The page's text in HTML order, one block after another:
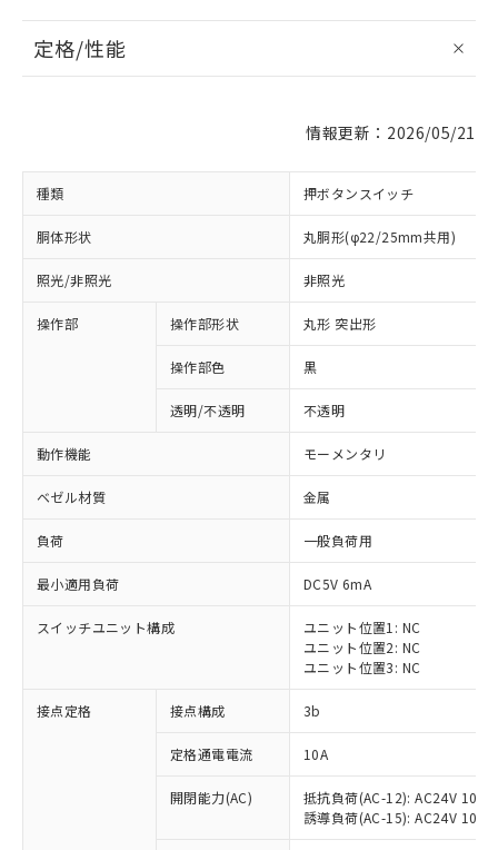
定格/性能
情報更新：2026/05/21
種類 押ボタンスイッチ
胴体形状 丸胴形(φ22/25mm共用)
照光/非照光 非照光
操作部 操作部形状 丸形 突出形
操作部色 黒
透明/不透明 不透明
動作機能 モーメンタリ
ベゼル材質 金属
負荷 一般負荷用
最小適用負荷 DC5V 6mA
スイッチユニット構成
ユニット位置1: NC
ユニット位置2: NC
ユニット位置3: NC
接点定格 接点構成 3b
定格通電電流 10A
開閉能力(AC)
抵抗負荷(AC-12): AC24V 10A/
誘導負荷(AC-15): AC24V
※1 対応状況
対応済み：EU RoHS指令（10物質）の
非含有に対応した製品が提供可能な商品で
対応予定：EU RoHS指令（10物質）の非含